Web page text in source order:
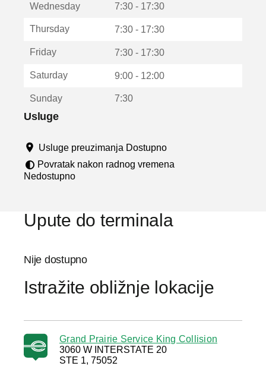
u
u
Wednesday 7:30 - 17:30
Thursday 7:30 - 17:30
Friday 7:30 - 17:30
Saturday 9:00 - 12:00
Sunday 7:30
Usluge
Usluge preuzimanja Dostupno
Povratak nakon radnog vremena
Nedostupno
Upute do terminala
Nije dostupno
Istražite obližnje lokacije
Grand Prairie Service King Collision
3060 W INTERSTATE 20
STE 1, 75052